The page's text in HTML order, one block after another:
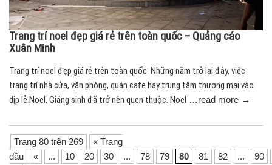
Trang trí noel đẹp giá rẻ trên toàn quốc – Quảng cáo
Xuân Minh
Trang trí noel đẹp giá rẻ trên toàn quốc Những năm trở lại đây, việc
trang trí nhà cửa, văn phòng, quán cafe hay trung tâm thương mại vào
dịp lễ Noel, Giáng sinh đã trở nên quen thuộc. Noel …read more →
Trang 80 trên 269
« Trang
đầu
« ... 10 20 30 ... 78 79 80 81 82 ...
90